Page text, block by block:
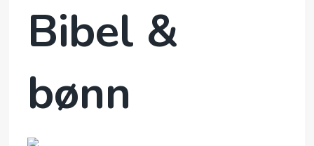
KALENDER
GIVERTJENESTE
TALER
Bibel &
bønn